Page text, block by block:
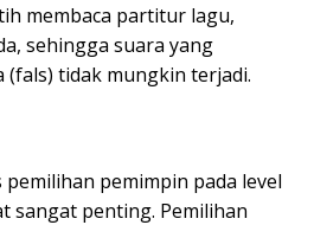
membaca partitur lagu,
sehingga suara yang
(fals) tidak mungkin terjadi.
pemilihan pemimpin pada level
sangat penting. Pemilihan